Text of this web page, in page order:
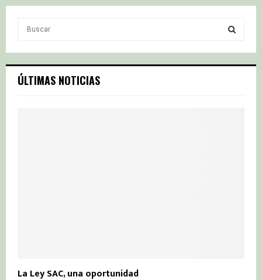
c
h
S
ÚLTIMAS NOTICIAS
La Ley SAC, una oportunidad